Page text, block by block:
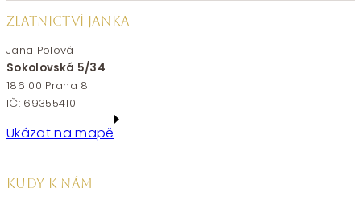
ZLATNICTVÍ JANKA
Jana Polová
Sokolovská 5/34
186 00 Praha 8
IČ: 69355410
Ukázat na mapě
KUDY K NÁM